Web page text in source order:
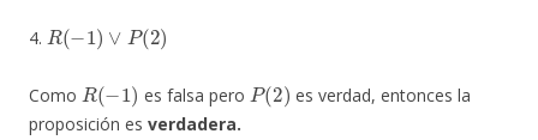
4.
R( − ∨ 2)
Como
R( −
es falsa pero
P(2)
es verdad, entonces la
proposición es verdadera.